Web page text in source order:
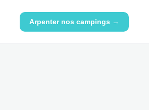
Arpenter nos campings →